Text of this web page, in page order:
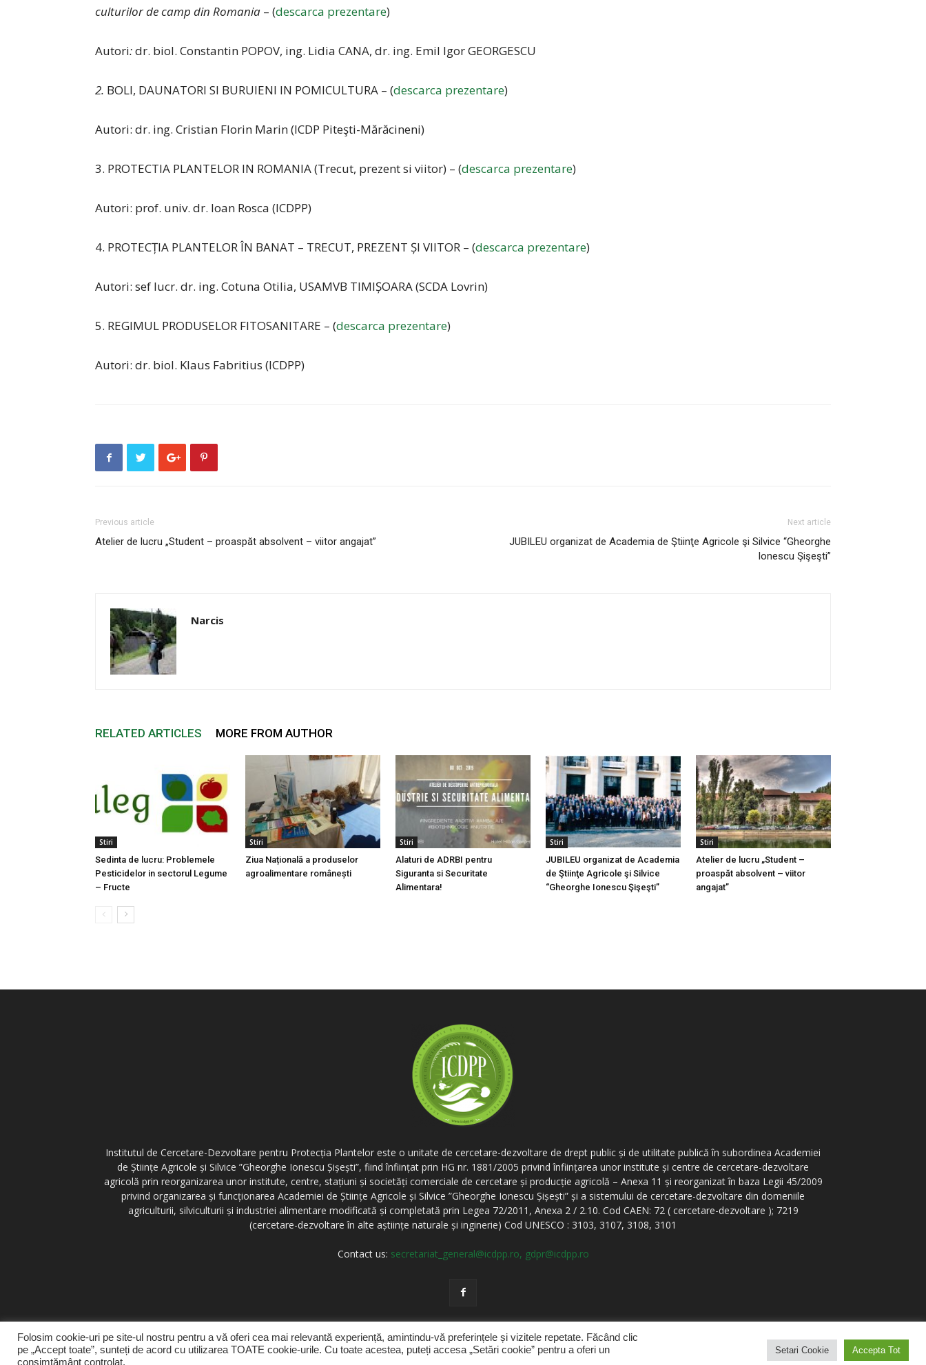
culturilor de camp din Romania – (descarca prezentare)
Autori:dr. biol. Constantin POPOV, ing. Lidia CANA, dr. ing. Emil Igor GEORGESCU
2. BOLI, DAUNATORI SI BURUIENI IN POMICULTURA – (descarca prezentare)
Autori: dr. ing. Cristian Florin Marin (ICDP Piteşti-Mărăcineni)
3. PROTECTIA PLANTELOR IN ROMANIA (Trecut, prezent si viitor) – (descarca prezentare)
Autori: prof. univ. dr. Ioan Rosca (ICDPP)
4. PROTECȚIA PLANTELOR ÎN BANAT – TRECUT, PREZENT ȘI VIITOR – (descarca prezentare)
Autori: sef lucr. dr. ing. Cotuna Otilia, USAMVB TIMIȘOARA (SCDA Lovrin)
5. REGIMUL PRODUSELOR FITOSANITARE – (descarca prezentare)
Autori: dr. biol. Klaus Fabritius (ICDPP)
Previous article
Atelier de lucru „Student – proaspăt absolvent – viitor angajat”
Next article
JUBILEU organizat de Academia de Ştiinţe Agricole şi Silvice “Gheorghe
Ionescu Şişeşti”
Narcis
RELATED ARTICLES MORE FROM AUTHOR
Stiri
Sedinta de lucru: Problemele
Pesticidelor in sectorul Legume
– Fructe
Stiri
Ziua Națională a produselor
agroalimentare românești
Stiri
Alaturi de ADRBI pentru
Siguranta si Securitate
Alimentara!
Stiri
JUBILEU organizat de Academia
de Ştiinţe Agricole şi Silvice
“Gheorghe Ionescu Şişeşti”
Stiri
Atelier de lucru „Student –
proaspăt absolvent – viitor
angajat”
Institutul de Cercetare-Dezvoltare pentru Protecția Plantelor este o unitate de cercetare-dezvoltare de drept public și de utilitate publică în subordinea Academiei
de Științe Agricole și Silvice ”Gheorghe Ionescu Șișești”, fiind înființat prin HG nr. 1881/2005 privind înființarea unor institute și centre de cercetare-dezvoltare
agricolă prin reorganizarea unor institute, centre, stațiuni și societăți comerciale de cercetare și producție agricolă – Anexa 11 și reorganizat în baza Legii 45/2009
privind organizarea și funcționarea Academiei de Științe Agricole și Silvice ”Gheorghe Ionescu Șișești” și a sistemului de cercetare-dezvoltare din domeniile
agriculturii, silviculturii și industriei alimentare modificată și completată prin Legea 72/2011, Anexa 2 / 2.10. Cod CAEN: 72 ( cercetare-dezvoltare ); 7219
(cercetare-dezvoltare în alte aștiințe naturale și inginerie) Cod UNESCO : 3103, 3107, 3108, 3101
Contact us: secretariat_general@icdpp.ro, gdpr@icdpp.ro
Folosim cookie-uri pe site-ul nostru pentru a vă oferi cea mai relevantă experiență, amintindu-vă preferințele și vizitele repetate. Făcând clic
pe „Accept toate”, sunteți de acord cu utilizarea TOATE cookie-urile. Cu toate acestea, puteți accesa „Setări cookie” pentru a oferi un
consimțământ controlat.
Setari Cookie Accepta Tot